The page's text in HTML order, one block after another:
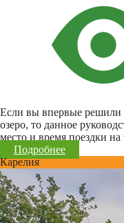
Если вы впервые решили
озеро, то данное
место и время поездки
Подробнее
Карелия